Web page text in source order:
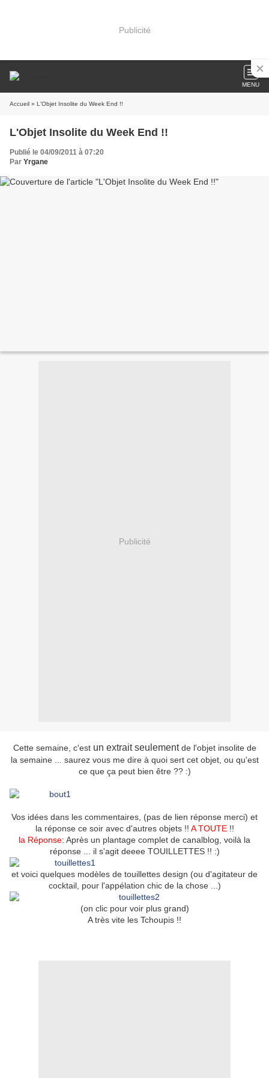
Publicité
MENU
Accueil » L'Objet Insolite du Week End !!
L'Objet Insolite du Week End !!
Publié le 04/09/2011 à 07:20
Par Yrgane
Publicité
Cette semaine, c'est un extrait seulementde l'objet insolite de
la semaine ... saurez vous me dire à quoi sert cet objet, ou qu'est
ce que ça peut bien être ?? :)
Vos idées dans les commentaires, (pas de lien réponse merci) et
la réponse ce soir avec d'autres objets !! A TOUTE!!
la Réponse: Après un plantage complet de canalblog, voilà la
réponse ... il s'agit deeee TOUILLETTES !! :)
et voici quelques modèles de touillettes design (ou d'agitateur de
cocktail, pour l'appélation chic de la chose ...)
(on clic pour voir plus grand)
A très vite les Tchoupis !!